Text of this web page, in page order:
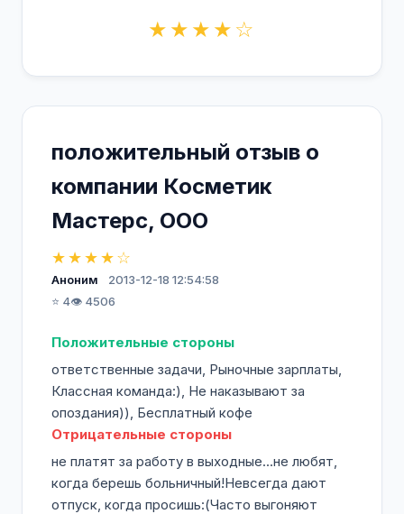
★★★★☆
положительный отзыв о
компании Косметик
Мастерс, ООО
★★★★☆
Аноним
2013-12-18 12:54:58
⭐ 4👁️ 4506
Положительные стороны
ответственные задачи, Рыночные зарплаты,
Классная команда:), Не наказывают за
опоздания)), Бесплатный кофе
Отрицательные стороны
не платят за работу в выходные...не любят,
когда берешь больничный!Невсегда дают
отпуск, когда просишь:(Часто выгоняют